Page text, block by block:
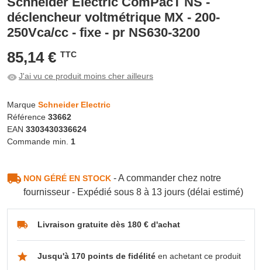
déclencheur voltmétrique MX - 200-
250Vca/cc - fixe - pr NS630-3200
85,14 € TTC
J'ai vu ce produit moins cher ailleurs
Marque Schneider Electric
Référence 33662
EAN 3303430336624
Commande min. 1
NON GÉRÉ EN STOCK- A commander chez notre
fournisseur - Expédié sous 8 à 13 jours (délai estimé)
Livraison gratuite dès 180 € d'achat
Jusqu'à 170 points de fidélitéen achetant ce produit